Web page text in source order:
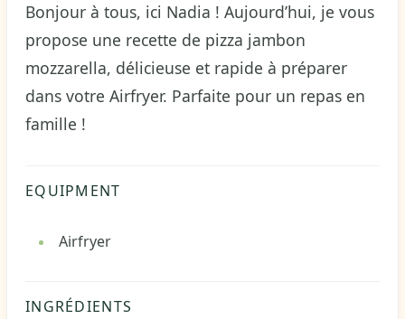
Bonjour à tous, ici Nadia ! Aujourd’hui, je vous
propose une recette de pizza jambon
mozzarella, délicieuse et rapide à préparer
dans votre Airfryer. Parfaite pour un repas en
famille !
EQUIPMENT
Airfryer
INGRÉDIENTS